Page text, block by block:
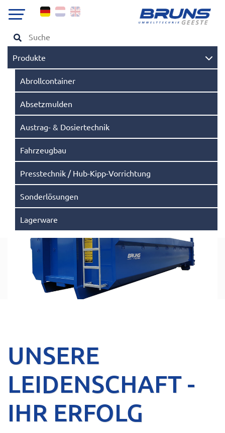
Produkte
Abrollcontainer
Absetzmulden
Austrag- & Dosiertechnik
Fahrzeugbau
Presstechnik / Hub-Kipp-Vorrichtung
Sonderlösungen
Lagerware
UNSERE
LEIDENSCHAFT -
IHR ERFOLG